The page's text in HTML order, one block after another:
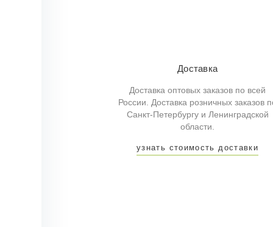
Доставка
Доставка оптовых заказов по всей
России. Доставка розничных заказов
Санкт-Петербургу и Ленинградской
области.
узнать стоимость доставки